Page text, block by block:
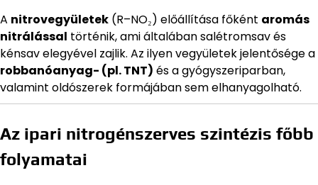
A nitrovegyületek (R–NO₂) előállítása főként aromás
nitrálással történik, ami általában salétromsav és
kénsav elegyével zajlik. Az ilyen vegyületek jelentősége a
robbanóanyag- (pl. TNT) és a gyógyszeriparban,
valamint oldószerek formájában sem elhanyagolható.
Az ipari nitrogénszerves szintézis főbb
folyamatai